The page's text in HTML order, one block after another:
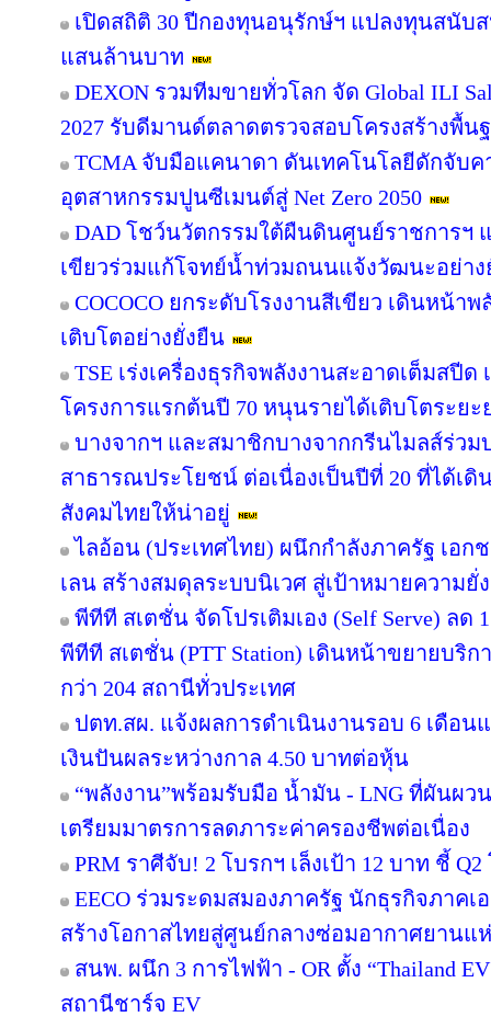
เปิดสถิติ 30 ปีกองทุนอนุรักษ์ฯ แปลงทุนสนับ
แสนล้านบาท
DEXON รวมทีมขายทั่วโลก จัด Global ILI
2027 รับดีมานด์ตลาดตรวจสอบโครงสร้างพื้น
TCMA จับมือแคนาดา ดันเทคโนโลยีดักจับค
อุตสาหกรรมปูนซีเมนต์สู่ Net Zero 2050
DAD โชว์นวัตกรรมใต้ผืนดินศูนย์ราชการฯ
เขียวร่วมแก้โจทย์น้ำท่วมถนนแจ้งวัฒนะอย่าง
COCOCO ยกระดับโรงงานสีเขียว เดินหน้า
เติบโตอย่างยั่งยืน
TSE เร่งเครื่องธุรกิจพลังงานสะอาดเต็มสปีด
โครงการแรกต้นปี 70 หนุนรายได้เติบโตระยะ
บางจากฯ และสมาชิกบางจากกรีนไมลส์ร่วม
สาธารณประโยชน์ ต่อเนื่องเป็นปีที่ 20 ที่ได้เดิ
สังคมไทยให้น่าอยู่
ไลอ้อน (ประเทศไทย) ผนึกกำลังภาครัฐ เอ
เลน สร้างสมดุลระบบนิเวศ สู่เป้าหมายความยั่
พีทีที สเตชั่น จัดโปรเติมเอง (Self Serve) ลด
พีทีที สเตชั่น (PTT Station) เดินหน้าขยายบริก
กว่า 204 สถานีทั่วประเทศ
ปตท.สผ. แจ้งผลการดำเนินงานรอบ 6 เดือน
เงินปันผลระหว่างกาล 4.50 บาทต่อหุ้น
“พลังงาน”พร้อมรับมือ น้ำมัน - LNG ที่ผันผว
เตรียมมาตรการลดภาระค่าครองชีพต่อเนื่อง
PRM ราศีจับ! 2 โบรกฯ เล็งเป้า 12 บาท ชี้
EECO ร่วมระดมสมองภาครัฐ นักธุรกิจภาค
สร้างโอกาสไทยสู่ศูนย์กลางซ่อมอากาศยานแ
สนพ. ผนึก 3 การไฟฟ้า - OR ตั้ง “Thailand
สถานีชาร์จ EV